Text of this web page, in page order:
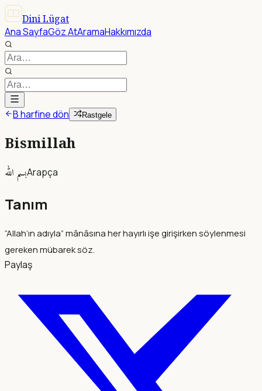
Dini Lügat
Ana SayfaGöz AtAramaHakkımızda
B harfine dön Rastgele
Bismillah
بسم اللهArapça
Tanım
“Allah’ın adıyla” mânâsına her hayırlı işe girişirken söylenmesi
gereken mübarek söz.
Paylaş